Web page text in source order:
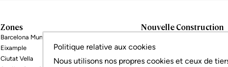
Zones
Barcelona Munipalité
Eixample
Ciutat Vella
Nouvelle Construction
Eixample
Ciutat Vella
Politique relative aux cookies
Nous utilisons nos propres cookies et ceux de